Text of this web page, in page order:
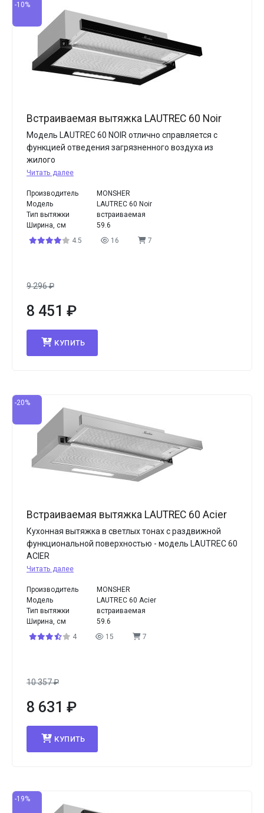
-10%
Встраиваемая вытяжка LAUTREC 60 Noir
Модель LAUTREC 60 NOIR отлично справляется с
функцией отведения загрязненного воздуха из
жилого
Читать далее
Производитель
MONSHER
Модель
LAUTREC 60 Noir
Тип вытяжки
встраиваемая
Ширина, см
59.6
4.5
16 7
9 296₽
8 451 ₽
КУПИТЬ
-20%
Встраиваемая вытяжка LAUTREC 60 Acier
Кухонная вытяжка в светлых тонах с раздвижной
функциональной поверхностью - модель LAUTREC 60
ACIER
Читать далее
Производитель
MONSHER
Модель
LAUTREC 60 Acier
Тип вытяжки
встраиваемая
Ширина, см
59.6
4
15 7
10 357₽
8 631 ₽
КУПИТЬ
-19%